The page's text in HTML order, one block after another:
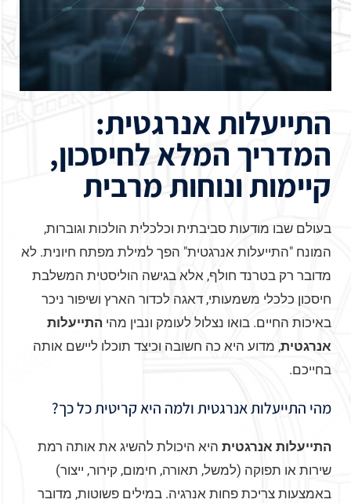
התייעלות אנרגטית:
המדריך המלא לחיסכון,
קיימות ונוחות מרבית
בעולם שבו מודעות סביבתית וכלכלית הולכות וגוברות,
המונח "התייעלות אנרגטית" הפך למילת מפתח חיונית. לא
מדובר רק בטרנד חולף, אלא בגישה הוליסטית המשלבת
חיסכון כלכלי משמעותי, דאגה לכדור הארץ ושיפור ניכר
באיכות החיים. בואו נצלול לעומק ונבין מהי התייעלות
אנרגטית, מדוע היא כה חשובה וכיצד תוכלו ליישם אותה
בחייכם.
מהי התייעלות אנרגטית ולמה היא קריטית כל כך?
התייעלות אנרגטית היא היכולת להשיג את אותה רמת
שירות או תפוקה (למשל, תאורה, חימום, קירור, ייצור)
באמצעות צריכת פחות אנרגיה. במילים פשוטות, מדובר